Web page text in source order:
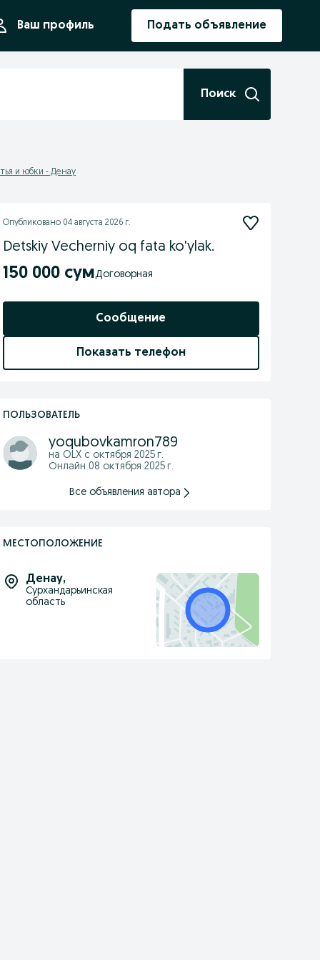
Ваш профиль Подать объявление
Поиск
и юбки - Денау
Опубликовано 04 августа 2026 г.
Detskiy Vecherniy oq fata ko'ylak.
150 000 сум Договорная
Сообщение
Показать телефон
ПОЛЬЗОВАТЕЛЬ
yoqubovkamron789
на OLX с октября 2025 г.
Онлайн 08 октября 2025 г.
Все объявления автора
МЕСТОПОЛОЖЕНИЕ
Денау,
Сурхандарьинская
область